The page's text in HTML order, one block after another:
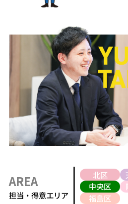
AREA
担当・得意エリア
北区
中央区
福島区